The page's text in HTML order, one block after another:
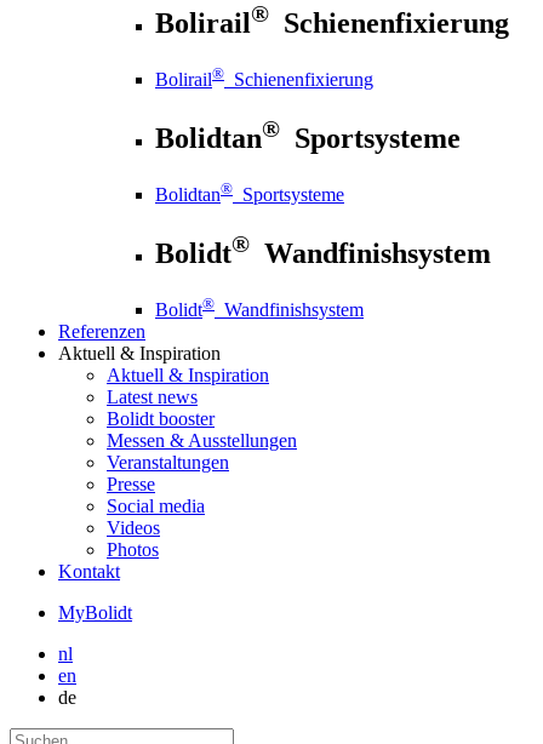
Bolirail® Schienenfixierung
Bolirail® Schienenfixierung
Bolidtan® Sportsysteme
Bolidtan® Sportsysteme
Bolidt® Wandfinishsystem
Bolidt® Wandfinishsystem
Referenzen
Aktuell & Inspiration
Aktuell & Inspiration
Latest news
Bolidt booster
Messen & Ausstellungen
Veranstaltungen
Presse
Social media
Videos
Photos
Kontakt
MyBolidt
nl
en
de